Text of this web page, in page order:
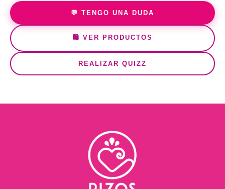
💬 TENGO UNA DUDA
🛍️ VER PRODUCTOS
REALIZAR QUIZZ